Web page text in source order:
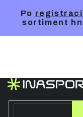
Po registraci
sortiment